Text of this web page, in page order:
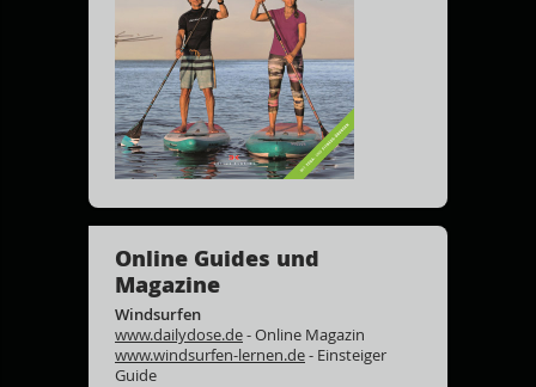
Online Guides und
Magazine
Windsurfen
www.dailydose.de- Online Magazin
www.windsurfen-lernen.de- Einsteiger
Guide